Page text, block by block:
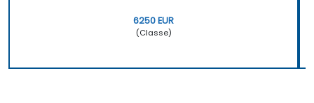
6250 EUR
(Classe)